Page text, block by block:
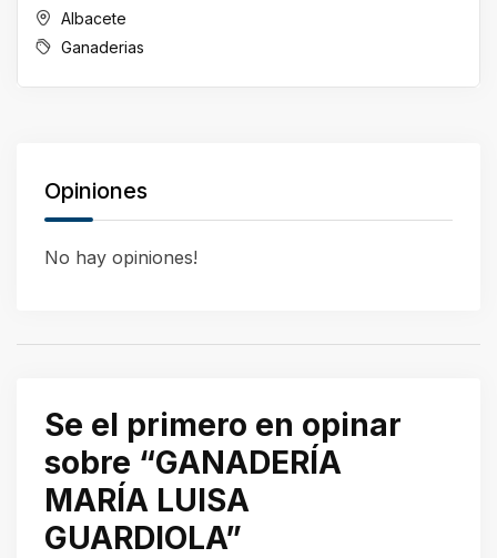
Albacete
Ganaderias
Opiniones
No hay opiniones!
Se el primero en opinar
sobre “GANADERÍA
MARÍA LUISA
GUARDIOLA”